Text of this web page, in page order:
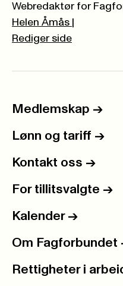
Webredaktør for
Helen Åmås
Rediger side
Medlemskap ->
Lønn og tariff ->
Kontakt oss ->
For tillitsvalgte ->
Kalender ->
Om Fagforbundet
Rettigheter i